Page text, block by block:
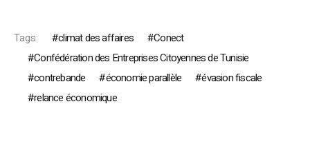
Tags: climat des affaires
Conect
Confédération des Entreprises Citoyennes de Tunisie
contrebande
économie parallèle
évasion fiscale
relance économique